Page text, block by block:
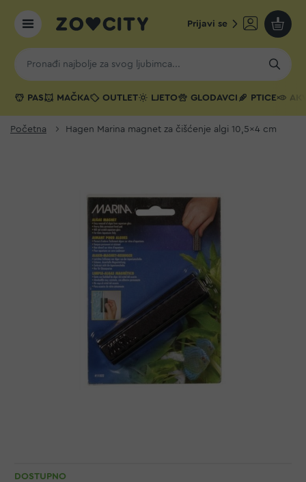
Prijavi se
Moja
PAS MAČKA OUTLET LJETO GLODAVCI PTICE
Početna Hagen Marina magnet za čišćenje algi 10,5x4 cm
DOSTUPNO